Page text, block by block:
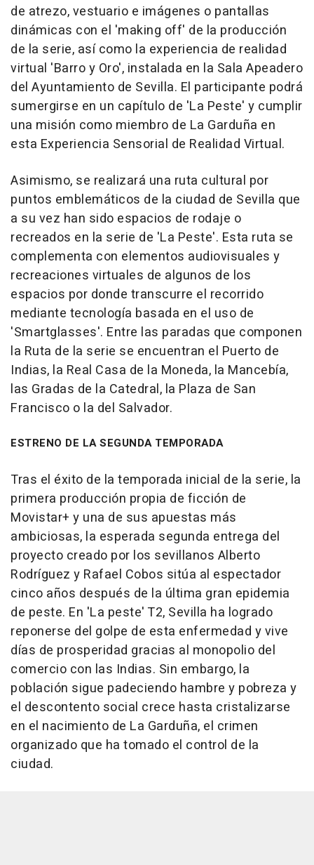
de atrezo, vestuario e imágenes o pantallas
dinámicas con el 'making off' de la producción
de la serie, así como la experiencia de realidad
virtual 'Barro y Oro', instalada en la Sala Apeadero
del Ayuntamiento de Sevilla. El participante podrá
sumergirse en un capítulo de 'La Peste' y cumplir
una misión como miembro de La Garduña en
esta Experiencia Sensorial de Realidad Virtual.
Asimismo, se realizará una ruta cultural por
puntos emblemáticos de la ciudad de Sevilla que
a su vez han sido espacios de rodaje o
recreados en la serie de 'La Peste'. Esta ruta se
complementa con elementos audiovisuales y
recreaciones virtuales de algunos de los
espacios por donde transcurre el recorrido
mediante tecnología basada en el uso de
'Smartglasses'. Entre las paradas que componen
la Ruta de la serie se encuentran el Puerto de
Indias, la Real Casa de la Moneda, la Mancebía,
las Gradas de la Catedral, la Plaza de San
Francisco o la del Salvador.
ESTRENO DE LA SEGUNDA TEMPORADA
Tras el éxito de la temporada inicial de la serie, la
primera producción propia de ficción de
Movistar+ y una de sus apuestas más
ambiciosas, la esperada segunda entrega del
proyecto creado por los sevillanos Alberto
Rodríguez y Rafael Cobos sitúa al espectador
cinco años después de la última gran epidemia
de peste. En 'La peste' T2, Sevilla ha logrado
reponerse del golpe de esta enfermedad y vive
días de prosperidad gracias al monopolio del
comercio con las Indias. Sin embargo, la
población sigue padeciendo hambre y pobreza y
el descontento social crece hasta cristalizarse
en el nacimiento de La Garduña, el crimen
organizado que ha tomado el control de la
ciudad.